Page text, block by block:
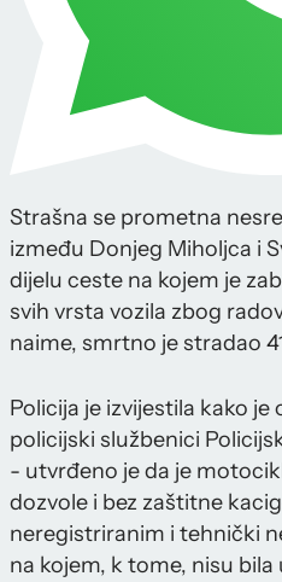
Strašna se prometna
između Donjeg Miholjca i
dijelu ceste na kojem je
svih vrsta vozila zbog
naime, smrtno je stradao
Policija je izvijestila kako
policijski službenici
- utvrđeno je da je
dozvole i bez zaštitne
neregistriranim i tehnički
na kojem, k tome, nisu